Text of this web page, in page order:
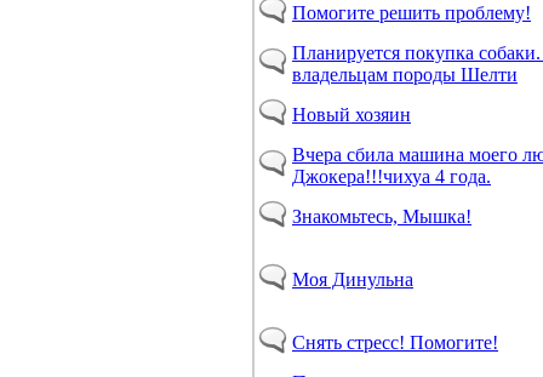
Помогите решить проблему!
Планируется покупка
владельцам породы Шелти
Новый хозяин
Вчера сбила машина моего
Джокера!!!чихуа 4 года.
Знакомьтесь, Мышка!
Моя Динульна
Снять стресс! Помогите!